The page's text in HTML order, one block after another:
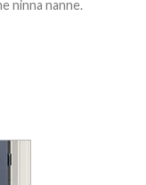
ninna nanne.